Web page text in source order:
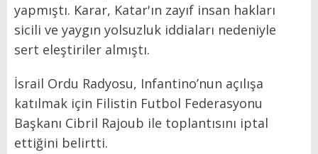
yapmıştı. Karar, Katar'ın zayıf insan hakları
sicili ve yaygın yolsuzluk iddiaları nedeniyle
sert eleştiriler almıştı.
İsrail Ordu Radyosu, Infantino’nun açılışa
katılmak için Filistin Futbol Federasyonu
Başkanı Cibril Rajoub ile toplantısını iptal
ettiğini belirtti.